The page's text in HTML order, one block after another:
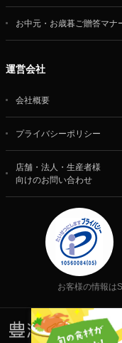
お中元・お歳暮ご贈答マナ
運営会社
会社概要
プライバシーポリシー
店舗・法人・生産者様
向けのお問い合わせ
お客様の情報は